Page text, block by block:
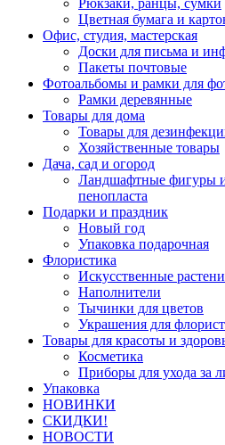
Рюкзаки, ранцы, сумки
Цветная бумага и
Офис, студия, мастерская
Доски для письма и
Пакеты почтовые
Фотоальбомы и рамки для
Рамки деревянные
Товары для дома
Товары для
Хозяйственные товары
Дача, сад и огород
Ландшафтные фигуры
пенопласта
Подарки и праздник
Новый год
Упаковка подарочная
Флористика
Искусственные
Наполнители
Тычинки для цветов
Украшения для
Товары для красоты и
Косметика
Приборы для ухода за
Упаковка
НОВИНКИ
СКИДКИ!
НОВОСТИ